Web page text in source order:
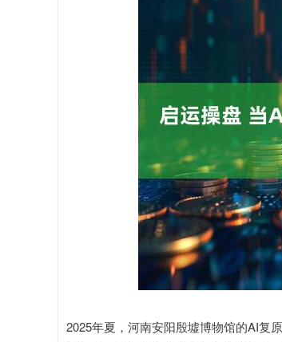
2025年夏，河南安阳殷墟博物馆的AI
深证成指 14070.78